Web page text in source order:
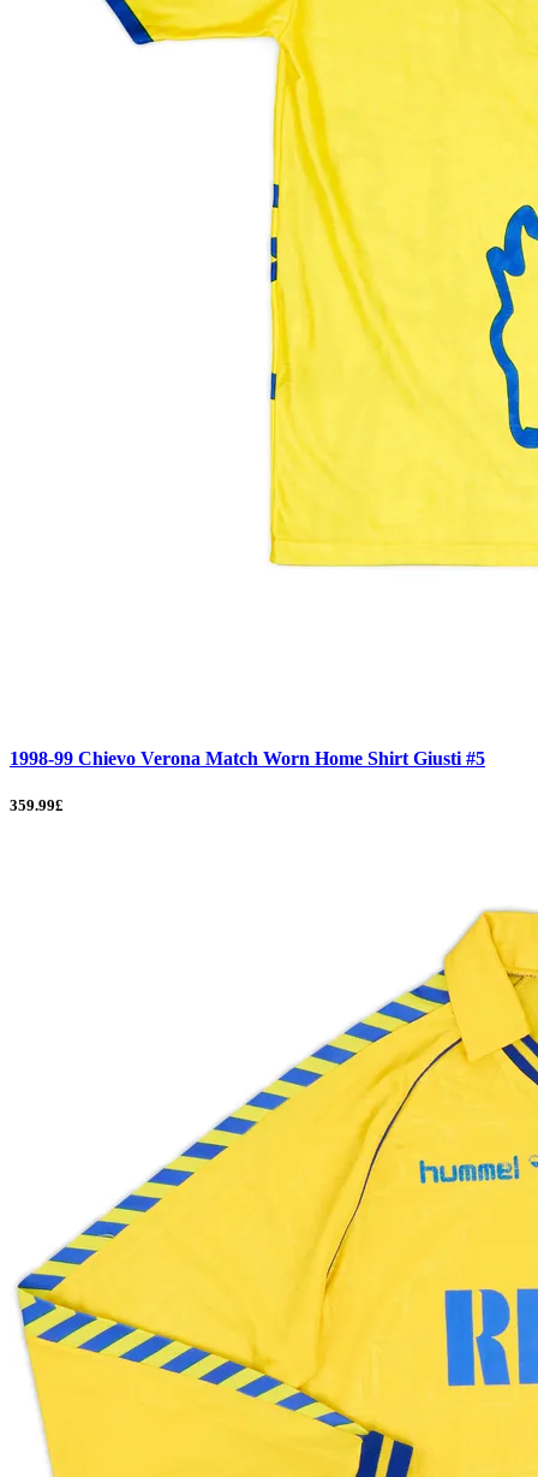
1998-99 Chievo Verona Match Worn Home Shirt Giusti #5
359.99£